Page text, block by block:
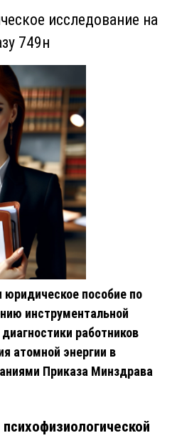
исследование на
749н
пособие по
инструментальной
работников
атомной энергии в
Приказа Минздрава